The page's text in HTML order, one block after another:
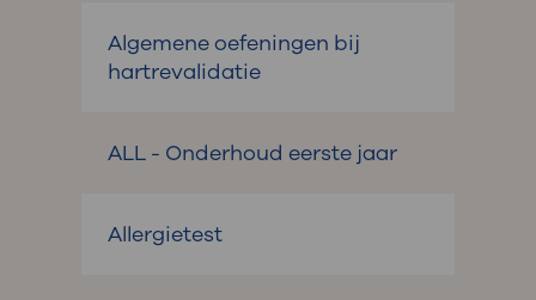
Algemene oefeningen bij
hartrevalidatie
ALL - Onderhoud eerste jaar
Allergietest